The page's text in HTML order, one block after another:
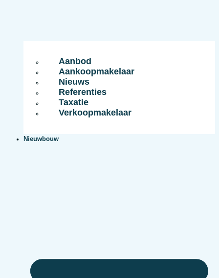
Aanbod
Aankoopmakelaar
Nieuws
Referenties
Taxatie
Verkoopmakelaar
Nieuwbouw